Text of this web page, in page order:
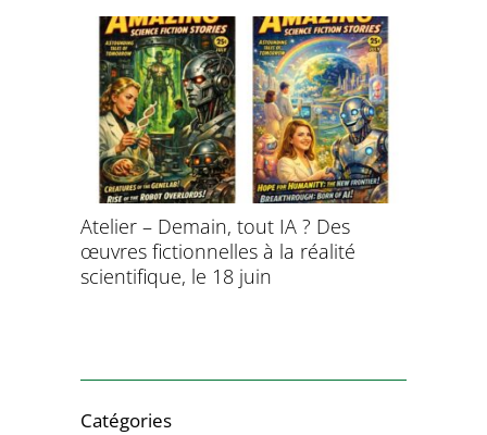
Atelier – Demain, tout IA ? Des
œuvres fictionnelles à la réalité
scientifique, le 18 juin
Catégories